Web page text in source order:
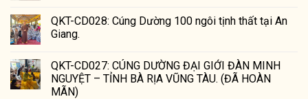
QKT-CD028: Cúng Dường 100 ngôi tịnh thất tại An
Giang.
QKT-CD027: CÚNG DƯỜNG ĐẠI GIỚI ĐÀN MINH
NGUYỆT – TỈNH BÀ RỊA VŨNG TÀU. (ĐÃ HOÀN
MÃN)